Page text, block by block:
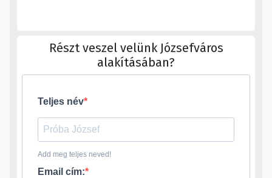
Részt veszel velünk Józsefváros
alakításában?
Teljes név
Add meg teljes neved!
Email cím: